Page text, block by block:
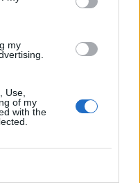
my
Use,
of my
with the
45
16